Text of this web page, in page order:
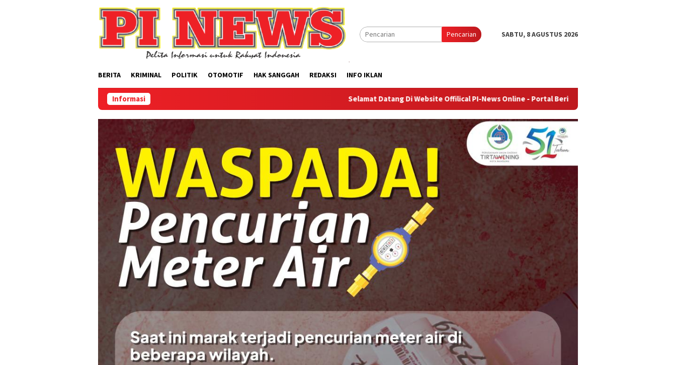
Pencarian
SABTU, 8 AGUSTUS 2026
BERITA KRIMINAL POLITIK OTOMOTIF HAK SANGGAH REDAKSI INFO IKLAN
Informasi Selamat Datang Di Website Offilical PI-News Online - Portal Berita Terupdate & Terpercaya